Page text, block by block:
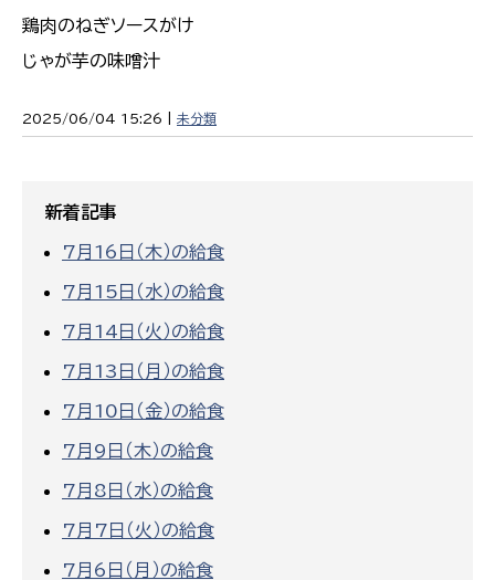
鶏肉のねぎソースがけ
じゃが芋の味噌汁
2025/06/04 15:26 | 未分類
新着記事
7月16日（木）の給食
7月15日（水）の給食
7月14日（火）の給食
7月13日（月）の給食
7月10日（金）の給食
7月9日（木）の給食
7月8日（水）の給食
7月7日（火）の給食
7月6日（月）の給食